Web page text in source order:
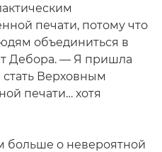
печати, потому что
объединиться в
Дебора. — Я пришла
Верховным
печати… хотя
больше о невероятной